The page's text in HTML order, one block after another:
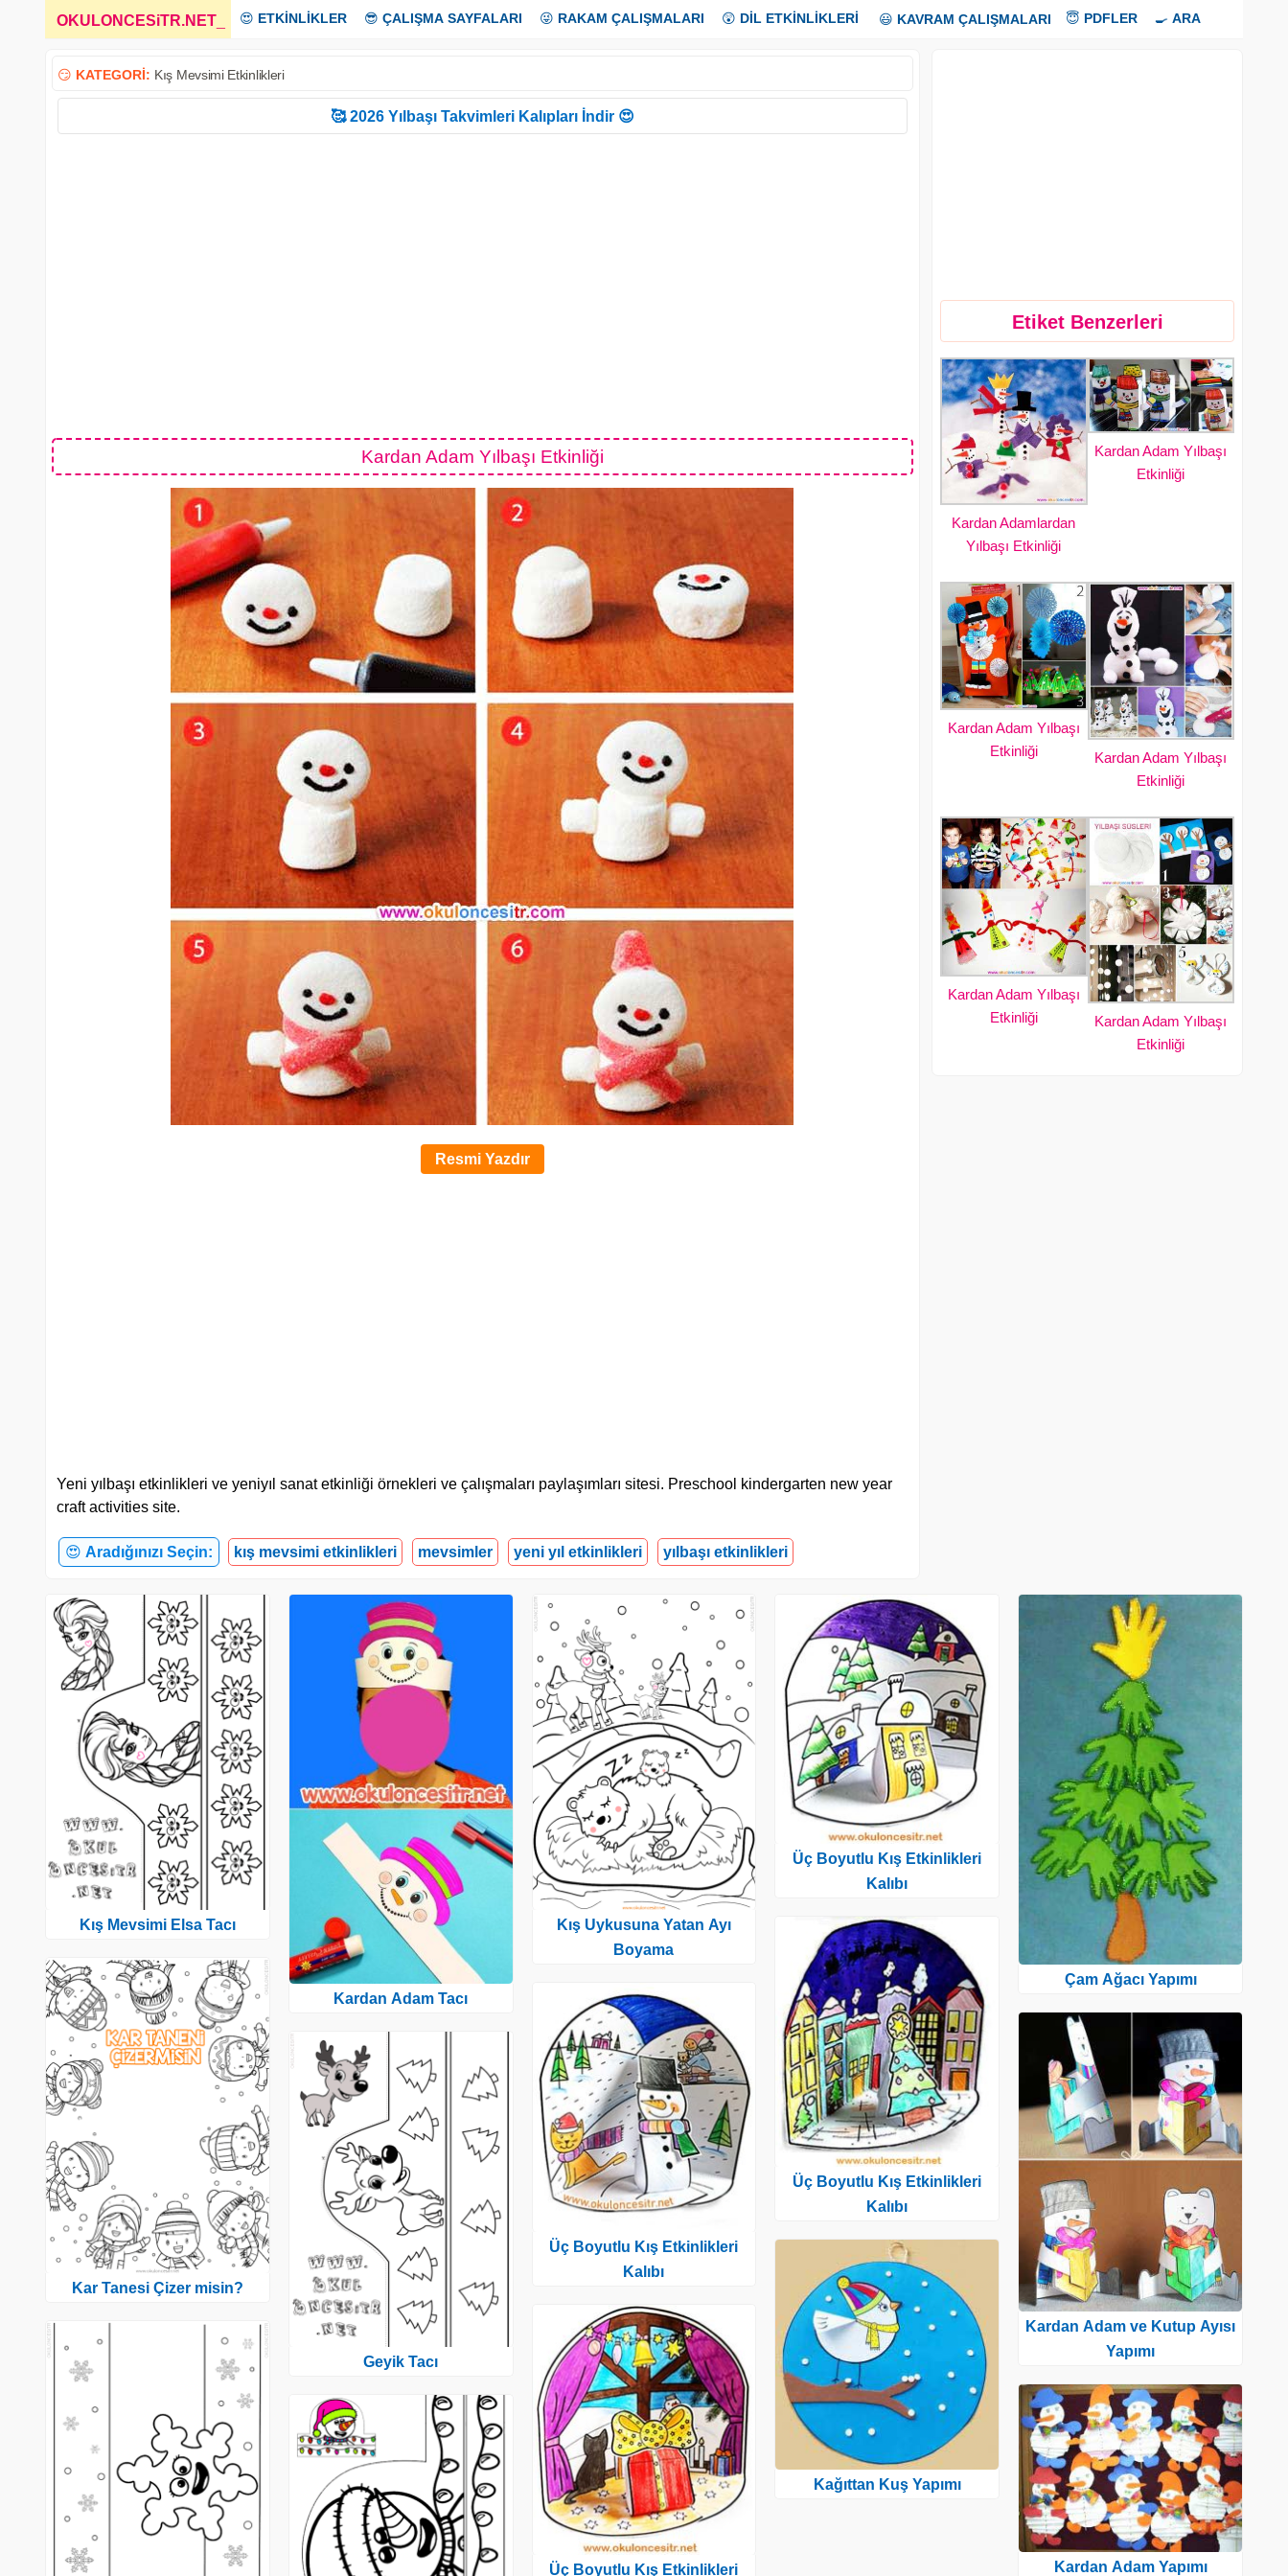
OKULONCESiTR.NET 😍 ETKİNLİKLER 😎 ÇALIŞMA SAYFALARI 😜 RAKAM ÇALIŞMALARI 😲 DİL ETKİNLİKLERİ 😃 KAVRAM ÇALIŞMALARI 😇 PDFLER 🍳 ARA
😏 KATEGORİ: Kış Mevsimi Etkinlikleri
🥰 2026 Yılbaşı Takvimleri Kalıpları İndir 😍
Kardan Adam Yılbaşı Etkinliği
Resmi Yazdır
Yeni yılbaşı etkinlikleri ve yeniyıl sanat etkinliği örnekleri ve çalışmaları paylaşımları sitesi. Preschool kindergarten new year
craft activities site.
😍 Aradığınızı Seçin: kış mevsimi etkinlikleri mevsimler yeni yıl etkinlikleri yılbaşı etkinlikleri
Etiket Benzerleri
Kardan Adamlardan
Yılbaşı Etkinliği
Kardan Adam Yılbaşı
Etkinliği
Kardan Adam Yılbaşı
Etkinliği
Kardan Adam Yılbaşı
Etkinliği
Kardan Adam Yılbaşı
Etkinliği
Kardan Adam Yılbaşı
Etkinliği
Kış Mevsimi Elsa Tacı
Kar Tanesi Çizer misin?
Kardan Adam Tacı
Geyik Tacı
Kış Uykusuna Yatan Ayı
Boyama
Üç Boyutlu Kış Etkinlikleri
Kalıbı
Üç Boyutlu Kış Etkinlikleri
Üç Boyutlu Kış Etkinlikleri
Kalıbı
Üç Boyutlu Kış Etkinlikleri
Kalıbı
Kağıttan Kuş Yapımı
Çam Ağacı Yapımı
Kardan Adam ve Kutup Ayısı
Yapımı
Kardan Adam Yapımı